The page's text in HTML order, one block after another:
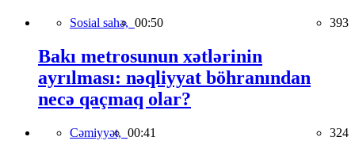
Sosial sahə, 00:50 393
Bakı metrosunun xətlərinin
ayrılması: nəqliyyat böhranından
necə qaçmaq olar?
Cəmiyyət, 00:41 324